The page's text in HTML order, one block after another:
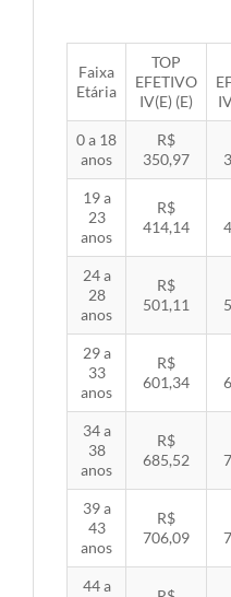
Faixa
Etária
TOP
EFETIVO
IV(E) (E)
0 a 18
anos
R$
350,97
19 a
23
anos
R$
414,14
24 a
28
anos
R$
501,11
29 a
33
anos
R$
601,34
34 a
38
anos
R$
685,52
39 a
43
anos
R$
706,09
44 a